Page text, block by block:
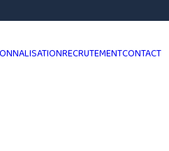
RECRUTEMENTCONTACT